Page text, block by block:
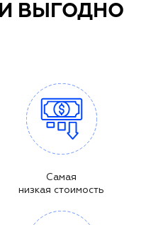
ВЫГОДНО
Самая
низкая стоимость